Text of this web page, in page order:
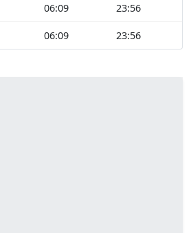
06:09 23:56
06:09 23:56